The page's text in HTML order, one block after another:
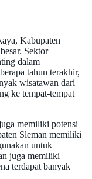
Kabupaten
Sektor
dalam
tahun terakhir,
wisatawan dari
ke tempat-tempat
memiliki potensi
Sleman memiliki
untuk
juga memiliki
terdapat banyak